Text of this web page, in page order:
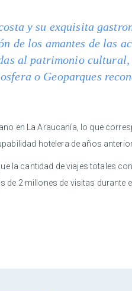
y su exquisita
de los amantes de las
al patrimonio
o Geoparques
en La Araucanía, lo que
hotelera de años
la cantidad de viajes totales
de 2 millones de visitas